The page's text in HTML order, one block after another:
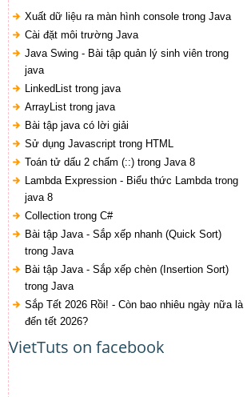
Xuất dữ liệu ra màn hình console trong Java
Cài đặt môi trường Java
Java Swing - Bài tập quản lý sinh viên trong
java
LinkedList trong java
ArrayList trong java
Bài tập java có lời giải
Sử dụng Javascript trong HTML
Toán tử dấu 2 chấm (::) trong Java 8
Lambda Expression - Biểu thức Lambda trong
java 8
Collection trong C#
Bài tập Java - Sắp xếp nhanh (Quick Sort)
trong Java
Bài tập Java - Sắp xếp chèn (Insertion Sort)
trong Java
Sắp Tết 2026 Rồi! - Còn bao nhiêu ngày nữa là
đến tết 2026?
VietTuts on facebook